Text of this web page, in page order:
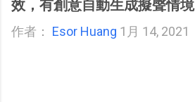
效，有創意自動生成擬聲情境
作者： Esor Huang 1月 14, 2021